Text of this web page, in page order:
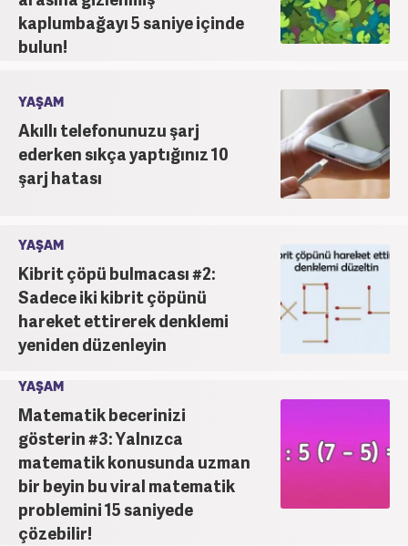
kaplumbağayı 5 saniye içinde
bulun!
YAŞAM
Akıllı telefonunuzu şarj
ederken sıkça yaptığınız 10
şarj hatası
YAŞAM
Kibrit çöpü bulmacası #2:
Sadece iki kibrit çöpünü
hareket ettirerek denklemi
yeniden düzenleyin
YAŞAM
Matematik becerinizi
gösterin #3: Yalnızca
matematik konusunda uzman
bir beyin bu viral matematik
problemini 15 saniyede
çözebilir!